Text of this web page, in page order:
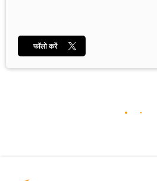
फॉलो करें